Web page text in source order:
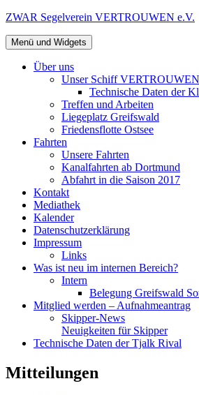
Zum
springen
ZWAR Segelverein VERTROUWEN e.V.
Menü und Widgets
Über uns
Unser Schiff VERTROUWEN
Technische Daten der
Treffen und Arbeiten
Liegeplatz Greifswald
Friedensflotte Ostsee
Fahrten
Unsere Fahrten
Kanalfahrten ab Dortmund
Abfahrt in die Saison 2017
Kontakt
Mediathek
Kalender
Datenschutzerklärung
Impressum
Links
Was ist neu im internen Bereich?
Intern
Belegung Greifswald
Mitglied werden – Aufnahmeantrag
Skipper-News
Neuigkeiten für Skipper
Technische Daten der Tjalk Rival
Mitteilungen